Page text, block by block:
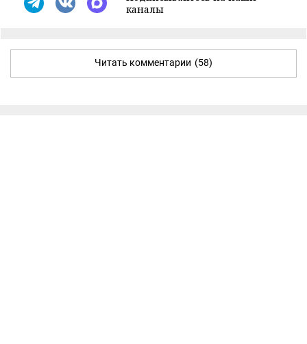
каналы
Читать комментарии (58)